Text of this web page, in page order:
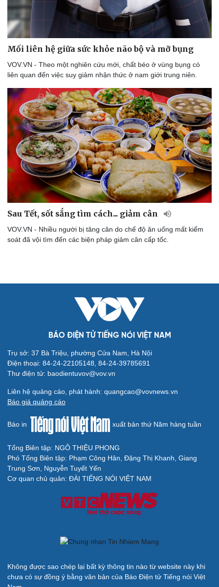
Tư vấn
Săn Tour
check-in
Câu chuyện thời sự
Đọc truyện đêm khuya
Cửa sổ tình yêu
Kể chuyện cho bé
Hạt giống tâm hồn
Mối liên hệ giữa sức khỏe não bộ và mỡ bụng
VOV.VN - Theo một nghiên cứu mới, chất béo ở vùng bụng có
liên quan đến việc suy giảm nhận thức ở nam giới trung niên.
Sau Tết, sốt sắng tìm cách... giảm cân
VOV.VN - Nhiều người bị tăng cân do chế độ ăn uống mất kiểm
soát đã vội tìm đến các biện pháp giảm cân cấp tốc.
BÁO ĐIỆN TỬ TIẾNG NÓI VIỆT NAM
Trụ sở: 37 Bà Triệu, phường Cửa Nam, Hà Nội
Điện thoại: 84-24-22105148, 84-24-39785691
Thư điện tử: baodientuvov@vov.vn
Liên hệ quảng cáo, phát hành: quangcao@vovnews.vn
Báo giá quảng cáo
Báo in xuất bản thứ Năm hàng tuần
Tổng Biên tập: NGÔ THIỆU PHONG
Phó Tổng Biên tập: Phạm Công Hân, Đặng Thị Khanh, Giang
Trung Sơn, Nguyễn Tuyết Yến
Cơ quan chủ quản: ĐÀI TIẾNG NÓI VIỆT NAM
Không được sao chép lại bất kỳ thông tin nào từ website này khi
chưa có sự đồng ý bằng văn bản của Báo Điện tử Tiếng nói Việt